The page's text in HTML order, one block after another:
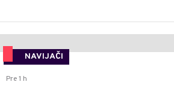
NAVIJAČI
Pre 1 h